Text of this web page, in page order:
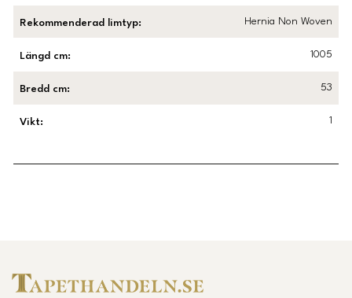
Rekommenderad limtyp: Hernia Non Woven
Längd cm: 1005
Bredd cm: 53
Vikt: 1